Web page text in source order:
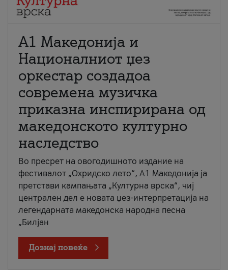
А1 Македонија и
Националниот џез
оркестар создадоа
современа музичка
приказна инспирирана од
македонското културно
наследство
Во пресрет на овогодишното издание на
фестивалот „Охридско лето“, А1 Македонија ја
претстави кампањата „Културна врска“, чиј
централен дел е новата џез-интерпретација на
легендарната македонска народна песна
„Билјан
Дознај повеќе